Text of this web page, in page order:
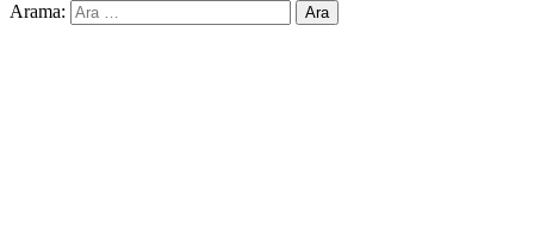
Arama: